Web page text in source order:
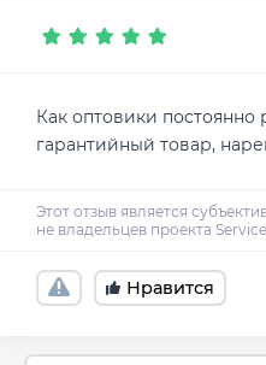
Как оптовики
Нравится